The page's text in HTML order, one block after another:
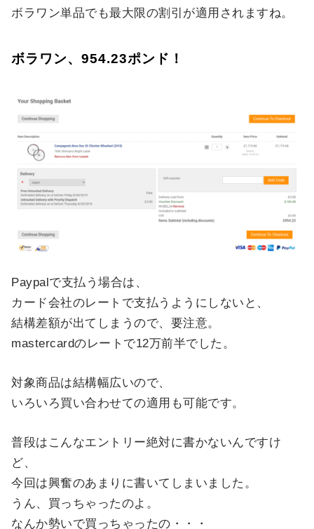
ボラワン単品でも最大限の割引が適用されますね。
ボラワン、954.23ポンド！
Paypalで支払う場合は、
カード会社のレートで支払うようにしないと、
結構差額が出てしまうので、要注意。
mastercardのレートで12万前半でした。
対象商品は結構幅広いので、
いろいろ買い合わせての適用も可能です。
普段はこんなエントリー絶対に書かないんですけ
ど、
今回は興奮のあまりに書いてしまいました。
うん、買っちゃったのよ。
なんか勢いで買っちゃったの・・・